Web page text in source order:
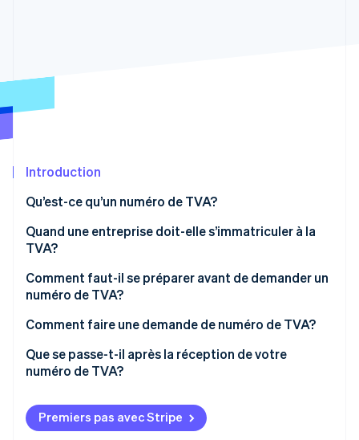
Vérification de l'identité
Stripe Sessions 2026
l’IA.
Regarder
Introduction
Qu’est-ce qu’un numéro de TVA?
Quand une entreprise doit-elle s’immatriculer à la
TVA?
Vente à des clients au sein l’UE
Comment faut-il se préparer avant de demander un
numéro de TVA?
Informations sur l’entreprise
Preuve d’immatriculation
Coordonnées bancaires
Comment faire une demande de numéro de TVA?
Déterminez où vous devez vous immatriculer
Remplir le formulaire d’inscription
Que se passe-t-il après la réception de votre
numéro de TVA?
Débiter la TVA sur les ventes applicables
Ajouter votre numéro de TVA aux factures
Premiers pas avec Stripe